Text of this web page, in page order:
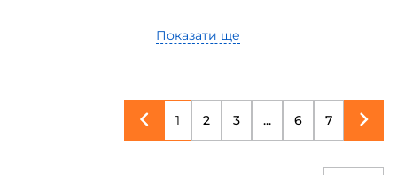
Показати ще
1 2 3 ... 6 7